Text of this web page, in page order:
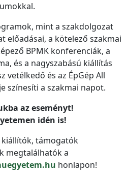
mint a szakdolgozat
előadásai, a kötelező szakmai
BPMK konferenciák, a
és a nagyszabású kiállítás
vetélkedő és az ÉpGép All
színesíti a szakmai napot.
az eseményt!
idén is!
kiállítók, támogatók
megtalálhatók a
honlapon!